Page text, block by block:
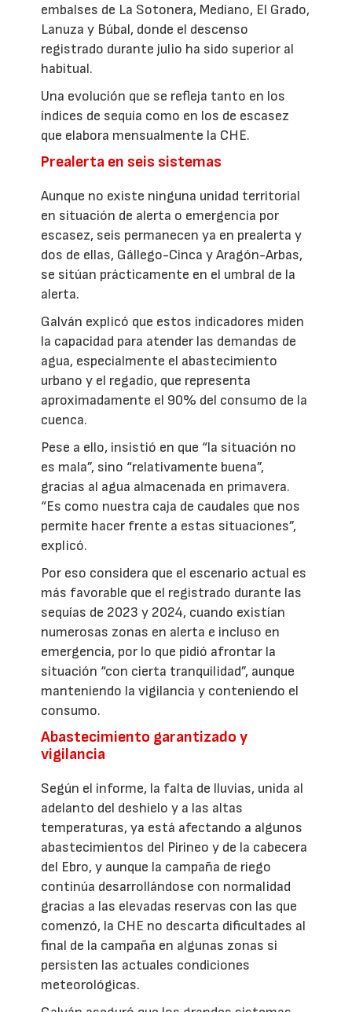
embalses de La Sotonera, Mediano, El Grado,
Lanuza y Búbal, donde el descenso
registrado durante julio ha sido superior al
habitual.
Una evolución que se refleja tanto en los
índices de sequía como en los de escasez
que elabora mensualmente la CHE.
Prealerta en seis sistemas
Aunque no existe ninguna unidad territorial
en situación de alerta o emergencia por
escasez, seis permanecen ya en prealerta y
dos de ellas, Gállego-Cinca y Aragón-Arbas,
se sitúan prácticamente en el umbral de la
alerta.
Galván explicó que estos indicadores miden
la capacidad para atender las demandas de
agua, especialmente el abastecimiento
urbano y el regadío, que representa
aproximadamente el 90% del consumo de la
cuenca.
Pese a ello, insistió en que “la situación no
es mala”, sino “relativamente buena”,
gracias al agua almacenada en primavera.
“Es como nuestra caja de caudales que nos
permite hacer frente a estas situaciones”,
explicó.
Por eso considera que el escenario actual es
más favorable que el registrado durante las
sequías de 2023 y 2024, cuando existían
numerosas zonas en alerta e incluso en
emergencia, por lo que pidió afrontar la
situación “con cierta tranquilidad”, aunque
manteniendo la vigilancia y conteniendo el
consumo.
Abastecimiento garantizado y
vigilancia
Según el informe, la falta de lluvias, unida al
adelanto del deshielo y a las altas
temperaturas, ya está afectando a algunos
abastecimientos del Pirineo y de la cabecera
del Ebro, y aunque la campaña de riego
continúa desarrollándose con normalidad
gracias a las elevadas reservas con las que
comenzó, la CHE no descarta dificultades al
final de la campaña en algunas zonas si
persisten las actuales condiciones
meteorológicas.